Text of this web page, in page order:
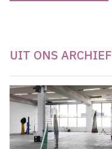
UIT ONS ARCHIEF